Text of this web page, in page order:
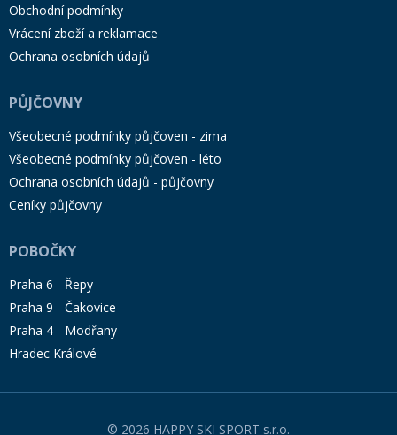
Obchodní podmínky
Vrácení zboží a reklamace
Ochrana osobních údajů
PŮJČOVNY
Všeobecné podmínky půjčoven - zima
Všeobecné podmínky půjčoven - léto
Ochrana osobních údajů - půjčovny
Ceníky půjčovny
POBOČKY
Praha 6 - Řepy
Praha 9 - Čakovice
Praha 4 - Modřany
Hradec Králové
© 2026 HAPPY SKI SPORT s.r.o.